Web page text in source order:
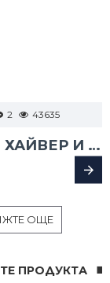
2 43635
РАЗБИТ ХАЙВЕР И ТАРАМА
ОЩЕ
◼️